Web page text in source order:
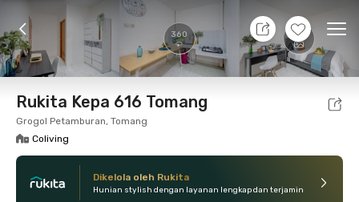
360 +18
7 Agt 26 - Belum tahu
Foto Fasilitas bersama Lokasi Kamar
Rukita Kepa 616 Tomang
Grogol Petamburan, Tomang
Coliving
Dikelola oleh Rukita
Hunian stylish dengan layanan lengkap dan terjamin